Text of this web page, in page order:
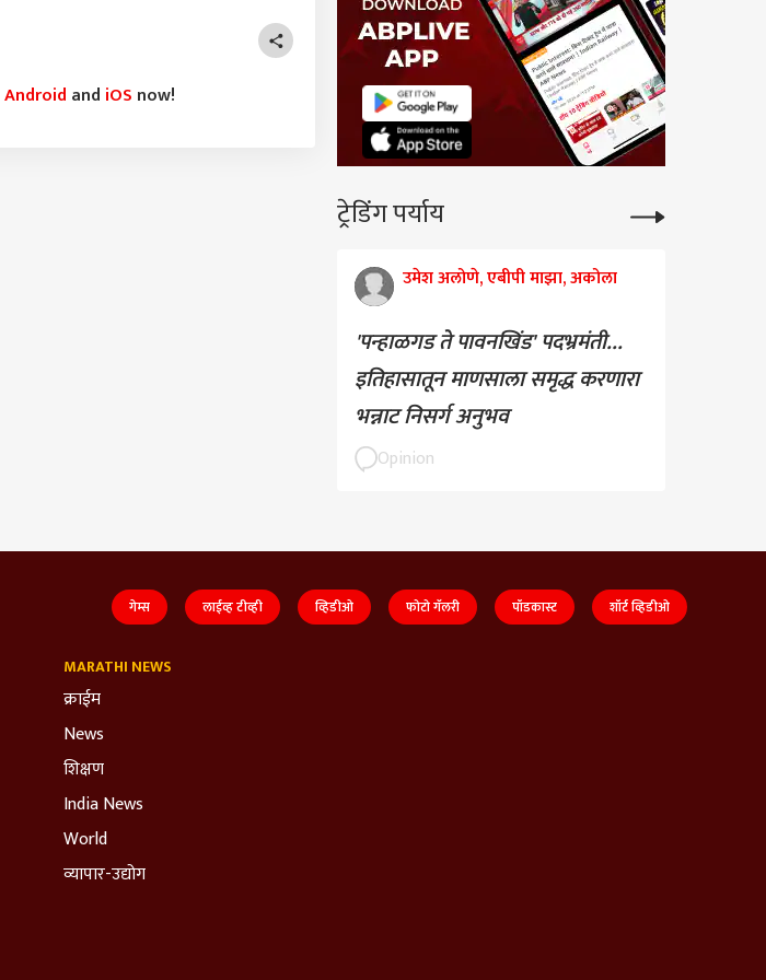
Android and iOS now!
ट्रेडिंग पर्याय
उमेश अलोणे, एबीपी माझा, अकोला
'पन्हाळगड ते पावनखिंड' पदभ्रमंती...
इतिहासातून माणसाला समृद्ध करणारा
भन्नाट निसर्ग अनुभव
Opinion
गेम्स लाईव्ह टीव्ही व्हिडीओ फोटो गॅलरी पॉडकास्ट शॉर्ट व्हिडीओ
MARATHI NEWS
क्राईम
News
शिक्षण
India News
World
व्यापार-उद्योग